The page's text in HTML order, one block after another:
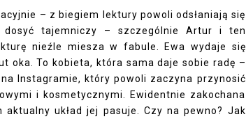
– z biegiem lektury powoli odsłaniają się
tajemniczy – szczególnie Artur i ten
nieźle miesza w fabule. Ewa wydaje się
oka. To kobieta, która sama daje sobie radę –
Instagramie, który powoli zaczyna przynosić
i kosmetycznymi. Ewidentnie zakochana
układ jej pasuje. Czy na pewno? Jak